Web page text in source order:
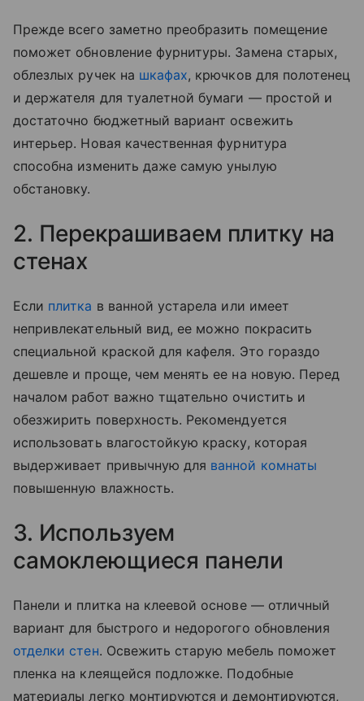
Прежде всего заметно преобразить помещение
поможет обновление фурнитуры. Замена старых,
облезлых ручек на шкафах, крючков для полотенец
и держателя для туалетной бумаги — простой и
достаточно бюджетный вариант освежить
интерьер. Новая качественная фурнитура
способна изменить даже самую унылую
обстановку.
2. Перекрашиваем плитку на
стенах
Если плитка в ванной устарела или имеет
непривлекательный вид, ее можно покрасить
специальной краской для кафеля. Это гораздо
дешевле и проще, чем менять ее на новую. Перед
началом работ важно тщательно очистить и
обезжирить поверхность. Рекомендуется
использовать влагостойкую краску, которая
выдерживает привычную для ванной комнаты
повышенную влажность.
3. Используем
самоклеющиеся панели
Панели и плитка на клеевой основе — отличный
вариант для быстрого и недорогого обновления
отделки стен. Освежить старую мебель поможет
пленка на клеящейся подложке. Подобные
материалы легко монтируются и демонтируются,